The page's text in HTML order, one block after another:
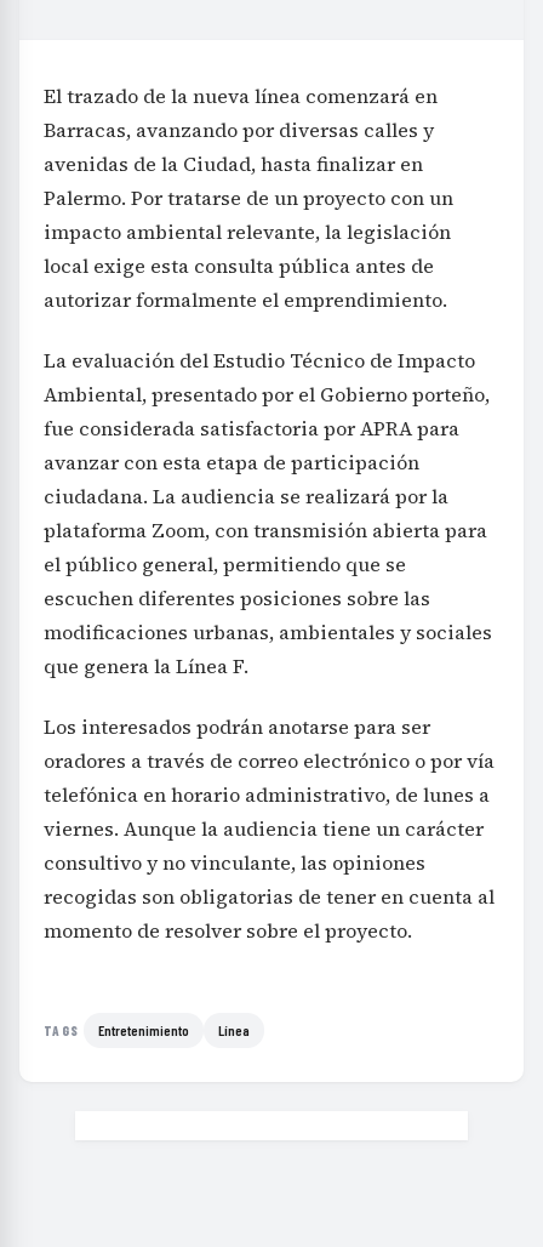
El trazado de la nueva línea comenzará en
Barracas, avanzando por diversas calles y
avenidas de la Ciudad, hasta finalizar en
Palermo. Por tratarse de un proyecto con un
impacto ambiental relevante, la legislación
local exige esta consulta pública antes de
autorizar formalmente el emprendimiento.
La evaluación del Estudio Técnico de Impacto
Ambiental, presentado por el Gobierno porteño,
fue considerada satisfactoria por APRA para
avanzar con esta etapa de participación
ciudadana. La audiencia se realizará por la
plataforma Zoom, con transmisión abierta para
el público general, permitiendo que se
escuchen diferentes posiciones sobre las
modificaciones urbanas, ambientales y sociales
que genera la Línea F.
Los interesados podrán anotarse para ser
oradores a través de correo electrónico o por vía
telefónica en horario administrativo, de lunes a
viernes. Aunque la audiencia tiene un carácter
consultivo y no vinculante, las opiniones
recogidas son obligatorias de tener en cuenta al
momento de resolver sobre el proyecto.
TAGS Entretenimiento Línea